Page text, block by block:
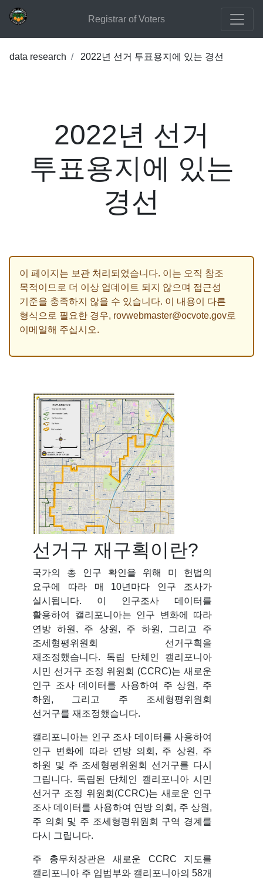
Registrar of Voters
data research 2022년 선거 투표용지에 있는 경선
2022년 선거
투표용지에 있는
경선
이 페이지는 보관 처리되었습니다. 이는 오직 참조
목적이므로 더 이상 업데이트 되지 않으며 접근성
기준을 충족하지 않을 수 있습니다. 이 내용이 다른
형식으로 필요한 경우, rovwebmaster@ocvote.gov로
이메일해 주십시오.
선거구 재구획이란?
국가의 총 인구 확인을 위해 미 헌법의
요구에 따라 매 10년마다 인구 조사가
실시됩니다. 이 인구조사 데이터를
활용하여 캘리포니아는 인구 변화에 따라
연방 하원, 주 상원, 주 하원, 그리고 주
조세형평위원회 선거구획을
재조정했습니다. 독립 단체인 캘리포니아
시민 선거구 조정 위원회 (CCRC)는 새로운
인구 조사 데이터를 사용하여 주 상원, 주
하원, 그리고 주 조세형평위원회
선거구를 재조정했습니다.
캘리포니아는 인구 조사 데이터를 사용하여
인구 변화에 따라 연방 의회, 주 상원, 주
하원 및 주 조세형평위원회 선거구를 다시
그립니다. 독립된 단체인 캘리포니아 시민
선거구 조정 위원회(CCRC)는 새로운 인구
조사 데이터를 사용하여 연방 의회, 주 상원,
주 의회 및 주 조세형평위원회 구역 경계를
다시 그립니다.
주 총무처장관은 새로운 CCRC 지도를
캘리포니아 주 입법부와 캘리포니아의 58개